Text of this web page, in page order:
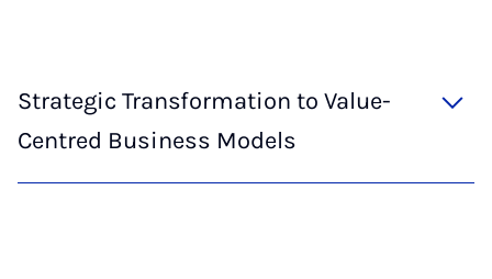
Strategic Transformation to Value-
Centred Business Models